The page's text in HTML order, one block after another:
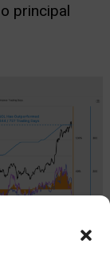
principal